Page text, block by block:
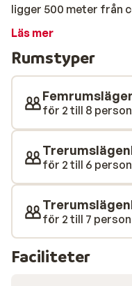
ligger 500 meter från
skidliften Flying
meter från din
kan du vara säker på
Lägenheterna är
är trevligt inredda
När de sista
det dags att upptäcka
trevliga butiker, bra
barer.
Läs mer
Rumstyper
för 2 till 8
för 2 till 6
för 2 till 7
Faciliteter